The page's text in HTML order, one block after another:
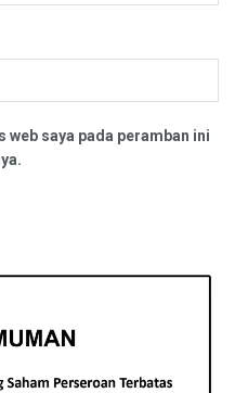
web saya pada peramban ini